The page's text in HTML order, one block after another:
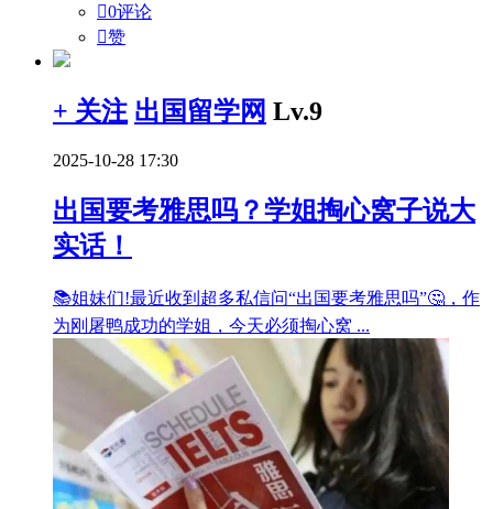
0评论
赞
+ 关注 出国留学网 Lv.9
2025-10-28 17:30
出国要考雅思吗？学姐掏心窝子说大
实话！
📚姐妹们!最近收到超多私信问“出国要考雅思吗”🤔，作
为刚屠鸭成功的学姐，今天必须掏心窝 ...